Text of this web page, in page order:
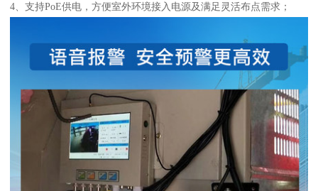
4、支持PoE供电，方便室外环境接入电源及满足灵活布点需求；